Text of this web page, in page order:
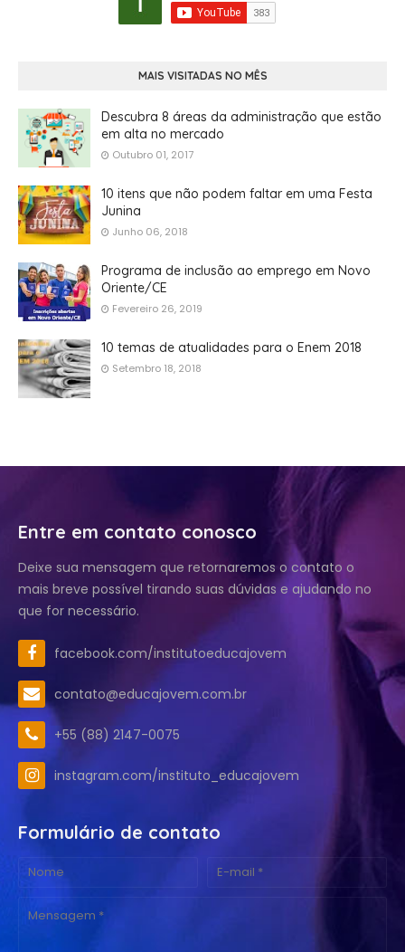
MAIS VISITADAS NO MÊS
Descubra 8 áreas da administração que estão
em alta no mercado
Outubro 01, 2017
10 itens que não podem faltar em uma Festa
Junina
Junho 06, 2018
Programa de inclusão ao emprego em Novo
Oriente/CE
Fevereiro 26, 2019
10 temas de atualidades para o Enem 2018
Setembro 18, 2018
Entre em contato conosco
Deixe sua mensagem que retornaremos o contato o
mais breve possível tirando suas dúvidas e ajudando no
que for necessário.
facebook.com/institutoeducajovem
contato@educajovem.com.br
+55 (88) 2147-0075
instagram.com/instituto_educajovem
Formulário de contato